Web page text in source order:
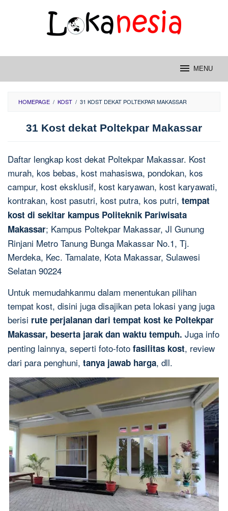
MENU
HOMEPAGE / KOST / 31 KOST DEKAT POLTEKPAR MAKASSAR
31 Kost dekat Poltekpar Makassar
Daftar lengkap kost dekat Poltekpar Makassar. Kost
murah, kos bebas, kost mahasiswa, pondokan, kos
campur, kost eksklusif, kost karyawan, kost karyawati,
kontrakan, kost pasutri, kost putra, kos putri, tempat
kost di sekitar kampus Politeknik Pariwisata
Makassar; Kampus Poltekpar Makassar, Jl Gunung
Rinjani Metro Tanung Bunga Makassar No.1, Tj.
Merdeka, Kec. Tamalate, Kota Makassar, Sulawesi
Selatan 90224
Untuk memudahkanmu dalam menentukan pilihan
tempat kost, disini juga disajikan peta lokasi yang juga
berisi rute perjalanan dari tempat kost ke Poltekpar
Makassar, beserta jarak dan waktu tempuh. Juga info
penting lainnya, seperti foto-foto fasilitas kost, review
dari para penghuni, tanya jawab harga, dll.